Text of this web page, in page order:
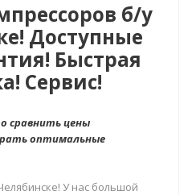
б/у
Доступные
Быстрая
Сервис!
сравнить цены
оптимальные
У нас большой